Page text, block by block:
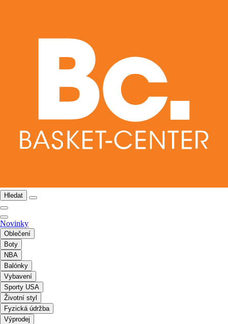
Hledat
Novinky
Oblečení
Boty
NBA
Balónky
Vybavení
Sporty USA
Životní styl
Fyzická údržba
Výprodej